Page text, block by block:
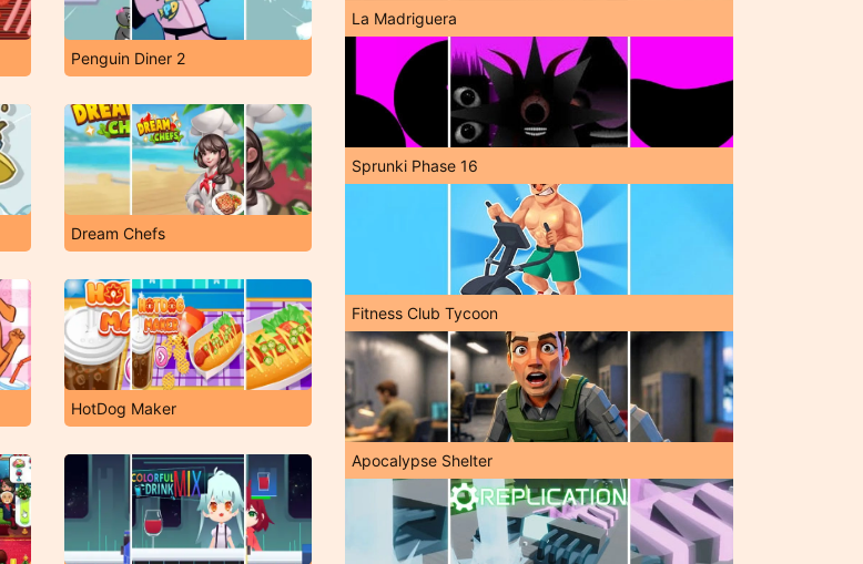
Penguin Diner 2
Dream Chefs
HotDog Maker
La Madriguera
Sprunki Phase 16
Fitness Club Tycoon
Apocalypse Shelter